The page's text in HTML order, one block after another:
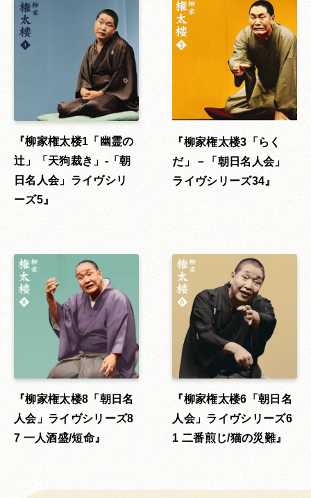
柳家権太楼1「幽霊の
辻」「天狗裁き」-「朝
日名人会」ライヴシリ
ーズ5
柳家権太楼3「らく
だ」－「朝日名人会」
ライヴシリーズ34
柳家権太楼8「朝日名
人会」ライヴシリーズ8
7 一人酒盛/短命
柳家権太楼6「朝日名
人会」ライヴシリーズ6
1 二番煎じ/猫の災難